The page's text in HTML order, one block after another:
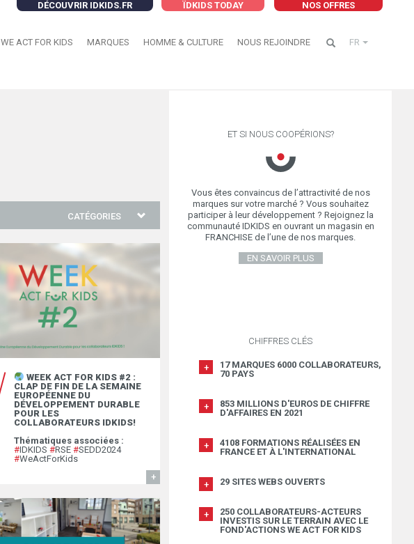
DÉCOUVRIR IDKIDS.FR NOS OFFRES
ÏDKIDS TODAY
WE ACT FOR KIDS MARQUES HOMME & CULTURE NOUS REJOINDRE FR
CATÉGORIES
WEEK ACT FOR KIDS #2 :
CLAP DE FIN DE LA SEMAINE
EUROPÉENNE DU
DÉVELOPPEMENT DURABLE
POUR LES
COLLABORATEURS IDKIDS!
Thématiques associées :
#IDKIDS #RSE #SEDD2024
#WeActForKids
EN SAVOIR
ET SI NOUS COOPÉRIONS?
Vous êtes convaincus de l’attractivité de nos
marques sur votre marché ? Vous souhaitez
participer à leur développement ? Rejoignez la
communauté IDKIDS en ouvrant un magasin en
FRANCHISE de l’une de nos marques.
EN SAVOIR PLUS
CHIFFRES CLÉS
17 MARQUES 6000 COLLABORATEURS,
70 PAYS
853 MILLIONS D'EUROS DE CHIFFRE
D'AFFAIRES EN 2021
4108 FORMATIONS RÉALISÉES EN
FRANCE ET À L'INTERNATIONAL
29 SITES WEBS OUVERTS
250 COLLABORATEURS-ACTEURS
INVESTIS SUR LE TERRAIN AVEC LE
FOND'ACTIONS WE ACT FOR KIDS